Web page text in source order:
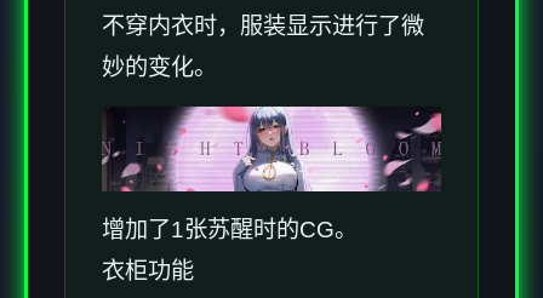
不穿内衣时，服装显示进行了微
妙的变化。
增加了1张苏醒时的CG。
衣柜功能